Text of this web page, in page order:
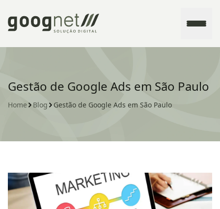
Sobre
Gestão de Google Ads em São Paulo
Home Blog Gestão de Google Ads em São Paulo